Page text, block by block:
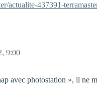
actualite-437391-
9:00
avec photostation », il ne